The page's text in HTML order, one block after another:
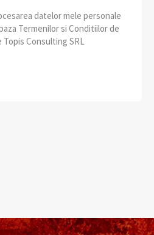
datelor mele personale
Termenilor si Conditiilor de
Consulting SRL